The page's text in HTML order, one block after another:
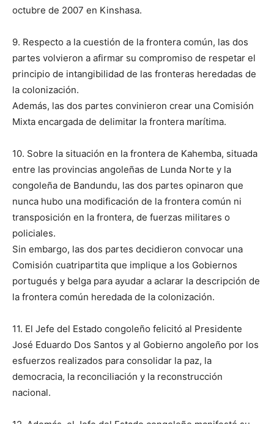
octubre de 2007 en Kinshasa.
9. Respecto a la cuestión de la frontera común, las dos
partes volvieron a afirmar su compromiso de respetar el
principio de intangibilidad de las fronteras heredadas de
la colonización.
Además, las dos partes convinieron crear una Comisión
Mixta encargada de delimitar la frontera marítima.
10. Sobre la situación en la frontera de Kahemba, situada
entre las provincias angoleñas de Lunda Norte y la
congoleña de Bandundu, las dos partes opinaron que
nunca hubo una modificación de la frontera común ni
transposición en la frontera, de fuerzas militares o
policiales.
Sin embargo, las dos partes decidieron convocar una
Comisión cuatripartita que implique a los Gobiernos
portugués y belga para ayudar a aclarar la descripción de
la frontera común heredada de la colonización.
11. El Jefe del Estado congoleño felicitó al Presidente
José Eduardo Dos Santos y al Gobierno angoleño por los
esfuerzos realizados para consolidar la paz, la
democracia, la reconciliación y la reconstrucción
nacional.